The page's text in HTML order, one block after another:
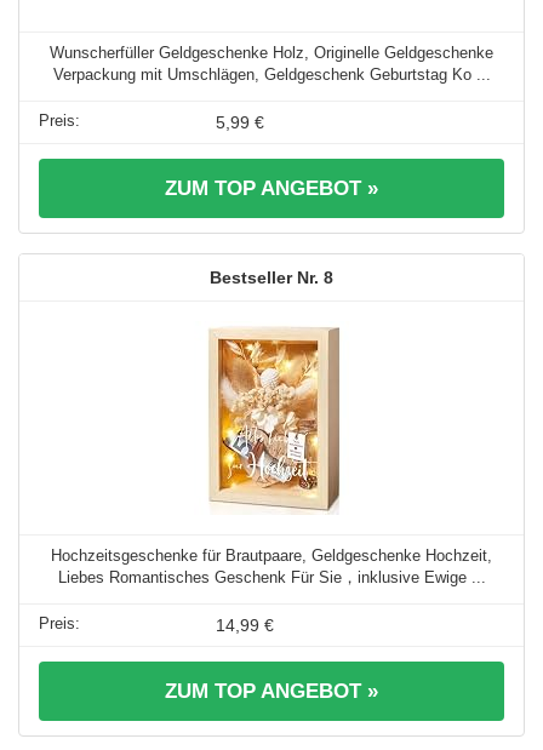
Wunscherfüller Geldgeschenke Holz, Originelle Geldgeschenke
Verpackung mit Umschlägen, Geldgeschenk Geburtstag Ko ...
5,99 €
ZUM TOP ANGEBOT »
8
Hochzeitsgeschenke für Brautpaare, Geldgeschenke Hochzeit,
Liebes Romantisches Geschenk Für Sie，inklusive Ewige ...
14,99 €
ZUM TOP ANGEBOT »